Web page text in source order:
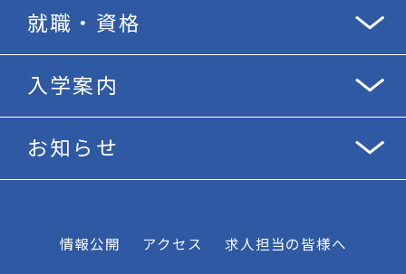
就職・資格
入学案内
お知らせ
情報公開 アクセス 求人担当の皆様へ